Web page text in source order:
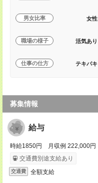
男女比率 女性
職場の様子 活気あり
仕事の仕方 テキパキ
募集情報
給与
時給1850円 月収例 222,000円
交通費別途支給あり
交通費 全額支給